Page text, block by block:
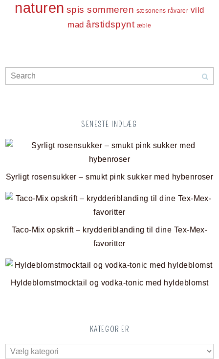
naturen spis sommeren sæsonens råvarer vild
mad årstidspynt æble
SENESTE INDLÆG
Syrligt rosensukker – smukt pink sukker med hybenroser
Taco-Mix opskrift – krydderiblanding til dine Tex-Mex-
favoritter
Hyldeblomstmocktail og vodka-tonic med hyldeblomst
KATEGORIER